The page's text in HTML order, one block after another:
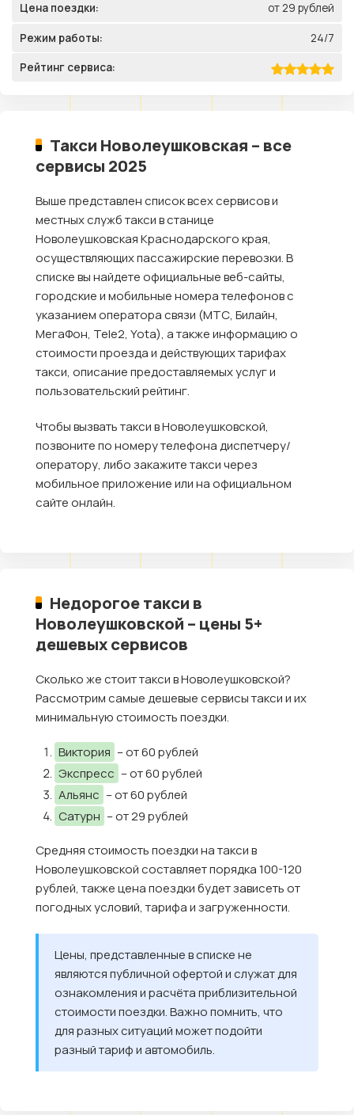
Цена поездки: от 29 рублей
Режим работы: 24/7
Рейтинг сервиса:
Такси Новолеушковская – все
сервисы 2025
Выше представлен список всех сервисов и
местных служб такси в станице
Новолеушковская Краснодарского края,
осуществляющих пассажирские перевозки. В
списке вы найдете официальные веб-сайты,
городские и мобильные номера телефонов с
указанием оператора связи (МТС, Билайн,
МегаФон, Tele2, Yota), а также информацию о
стоимости проезда и действующих тарифах
такси, описание предоставляемых услуг и
пользовательский рейтинг.
Чтобы вызвать такси в Новолеушковской,
позвоните по номеру телефона диспетчеру/
оператору, либо закажите такси через
мобильное приложение или на официальном
сайте онлайн.
Недорогое такси в
Новолеушковской – цены 5+
дешевых сервисов
Сколько же стоит такси в Новолеушковской?
Рассмотрим самые дешевые сервисы такси и их
минимальную стоимость поездки.
Виктория – от 60 рублей
Экспресс – от 60 рублей
Альянс – от 60 рублей
Сатурн – от 29 рублей
Средняя стоимость поездки на такси в
Новолеушковской составляет порядка 100-120
рублей, также цена поездки будет зависеть от
погодных условий, тарифа и загруженности.
Цены, представленные в списке не
являются публичной офертой и служат для
ознакомления и расчёта приблизительной
стоимости поездки. Важно помнить, что
для разных ситуаций может подойти
разный тариф и автомобиль.